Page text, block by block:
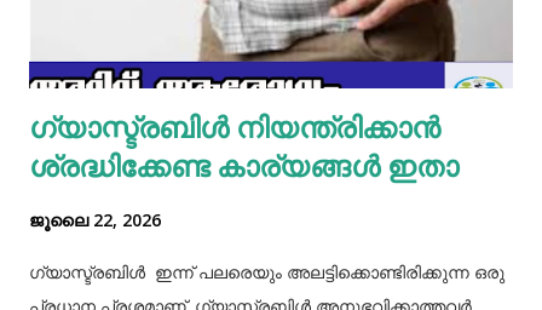
മല്ലിയില എന്നിവ ചേർത്തൊരു മിക്സ്‌ തയാറാക്കാം. ഇനി
ഒരു പാനിൽ കുറച്ച് നെയ്യ് തടവിയ ശേഷം അതിൽ തയാ...
ഗ്യാസ്ട്രബിൾ നിയന്ത്രിക്കാൻ
ശ്രദ്ധിക്കേണ്ട കാര്യങ്ങൾ ഇതാ
ജൂലൈ 22, 2026
ഗ്യാസ്ട്രബിൾ ഇന്ന് പലരെയും അലട്ടിക്കൊണ്ടിരിക്കുന്ന ഒരു